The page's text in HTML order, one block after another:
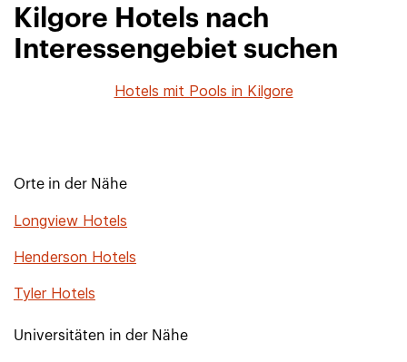
Kilgore Hotels nach
Interessengebiet suchen
Hotels mit Pools in Kilgore
Orte in der Nähe
Longview Hotels
Henderson Hotels
Tyler Hotels
Universitäten in der Nähe